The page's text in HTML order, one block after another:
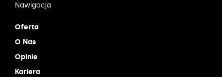
Nawigacja
Oferta
O Nas
Opinie
Kariera